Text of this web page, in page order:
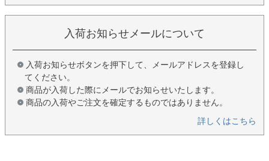
入荷お知らせメールについて
入荷お知らせボタンを押下して、メールアドレスを登録し
てください。
商品が入荷した際にメールでお知らせいたします。
商品の入荷やご注文を確定するものではありません。
詳しくはこちら